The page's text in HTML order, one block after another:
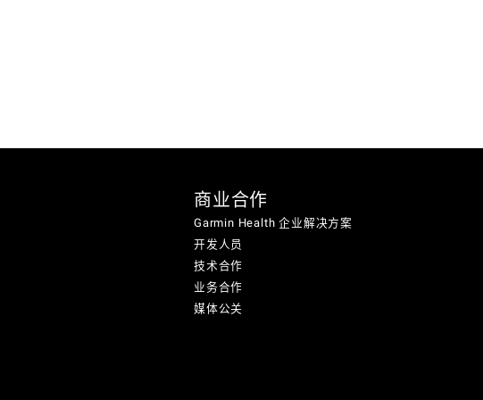
商业合作
Garmin Health 企业解决方案
开发人员
技术合作
业务合作
媒体公关